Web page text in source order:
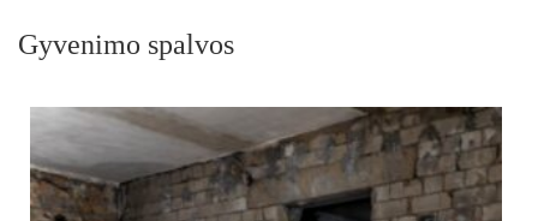
Gyvenimo spalvos